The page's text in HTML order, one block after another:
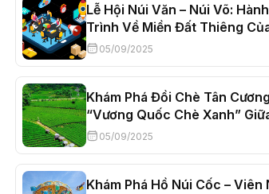
Lễ Hội Núi Văn – Núi Võ: Hành
Trình Về Miền Đất Thiêng
Kiệt05/09/2025
Khám Phá Đồi Chè Tân
“Vương Quốc Chè Xanh”
Lòng Thái Nguyên
05/09/2025
Khám Phá Hồ Núi Cốc – Viên